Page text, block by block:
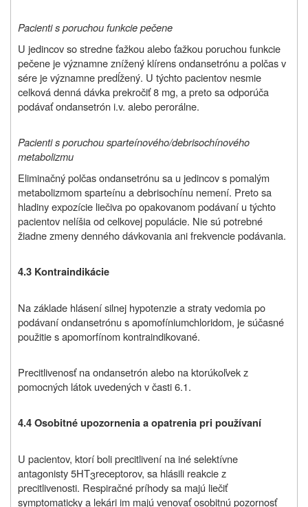
Pacienti s poruchou funkcie pečene
U jedincov so stredne ťažkou alebo ťažkou poruchou funkcie
pečene je významne znížený klírens ondansetrónu a polčas v
sére je významne predĺžený. U týchto pacientov nesmie
celková denná dávka prekročiť 8 mg, a preto sa odporúča
podávať ondansetrón i.v. alebo perorálne.
Pacienti s poruchou sparteínového/debrisochínového
metabolizmu
Eliminačný polčas ondansetrónu sa u jedincov s pomalým
metabolizmom sparteínu a debrisochínu nemení. Preto sa
hladiny expozície liečiva po opakovanom podávaní u týchto
pacientov nelíšia od celkovej populácie. Nie sú potrebné
žiadne zmeny denného dávkovania ani frekvencie podávania.
4.3 Kontraindikácie
Na základe hlásení silnej hypotenzie a straty vedomia po
podávaní ondansetrónu s apomofíniumchloridom, je súčasné
použitie s apomorfínom kontraindikované.
Precitlivenosť na ondansetrón alebo na ktorúkoľvek z
pomocných látok uvedených v časti 6.1.
4.4Osobitné upozornenia a opatrenia pri používaní
U pacientov, ktorí boli precitlivení na iné selektívne
antagonisty 5HT3receptorov, sa hlásili reakcie z
precitlivenosti. Respiračné príhody sa majú liečiť
symptomaticky a lekári im majú venovať osobitnú pozornosť